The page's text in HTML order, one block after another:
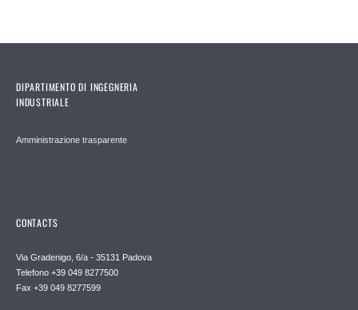
DIPARTIMENTO DI INGEGNERIA
INDUSTRIALE
Amministrazione trasparente
CONTACTS
Via Gradenigo, 6/a - 35131 Padova
Telefono +39 049 8277500
Fax +39 049 8277599